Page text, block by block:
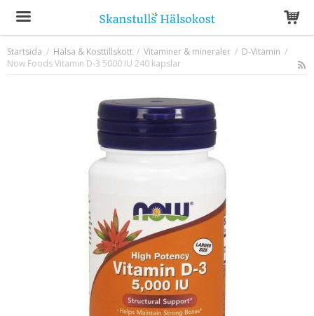
Produkten har blivit tillagd i varukorgen
Startsida / Hälsa & Kosttillskott / Vitaminer & mineraler / D-Vitamin /
Now Foods Vitamin D-3 5000 IU 240 kapslar